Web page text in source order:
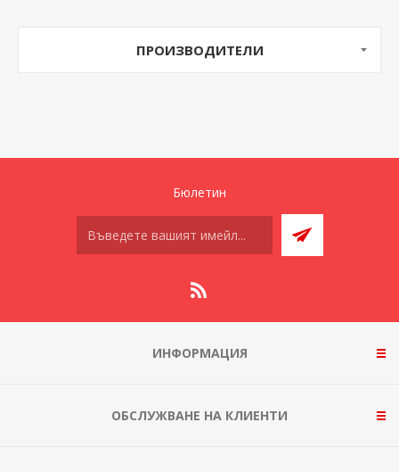
ПРОИЗВОДИТЕЛИ
Бюлетин
ИНФОРМАЦИЯ
ОБСЛУЖВАНЕ НА КЛИЕНТИ